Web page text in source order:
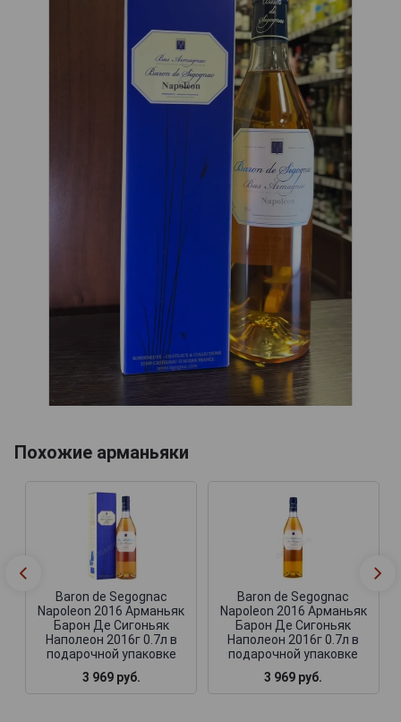
Похожие арманьяки
Baron de Segognac
Napoleon 2016 Арманьяк
Барон Де Сигоньяк
Наполеон 2016г 0.7л в
подарочной упаковке
3 969 руб.
Baron de Segognac
Napoleon 2016 Арманьяк
Барон Де Сигоньяк
Наполеон 2016г 0.7л в
подарочной упаковке
3 969 руб.